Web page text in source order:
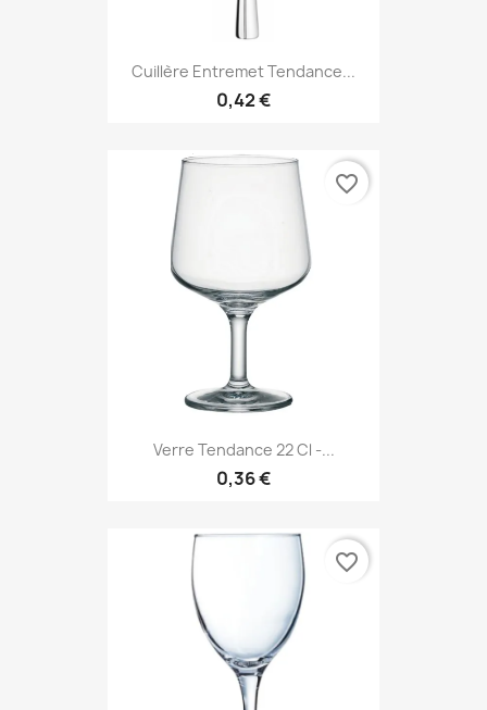
Cuillère Entremet Tendance...
0,42 €
Verre Tendance 22 Cl -...
0,36 €
favorite_border
favorite_border